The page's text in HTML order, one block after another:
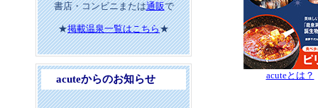
書店・コンビニまたは通販で
★掲載温泉一覧はこちら★
acuteからのお知らせ acuteとは？